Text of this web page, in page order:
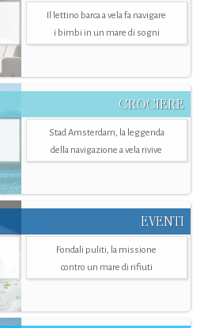
Il lettino barca a vela fa navigare
i bimbi in un mare di sogni
CROCIERE
Stad Amsterdam, la leggenda
della navigazione a vela rivive
EVENTI
Fondali puliti, la missione
contro un mare di rifiuti